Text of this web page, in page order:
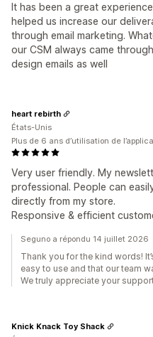
It has been a great
helped us increase our
through email marketing.
our CSM always came
design emails as well
Very user friendly. My
professional. People can
directly from my store.
Responsive & efficient
heart rebirth
États-Unis
Plus de 6 ans d’utilisation de
Seguno a répondu 14 juillet 2026
Thank you for the kind words!
easy to use and that our team
We truly appreciate your
Knick Knack Toy Shack